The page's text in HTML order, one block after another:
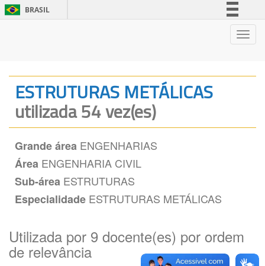
BRASIL
Acesso à informação
Legislação
ESTRUTURAS METÁLICAS
utilizada 54 vez(es)
Grande área ENGENHARIAS
Área ENGENHARIA CIVIL
Sub-área ESTRUTURAS
Especialidade ESTRUTURAS METÁLICAS
Utilizada por 9 docente(es) por ordem
de relevância